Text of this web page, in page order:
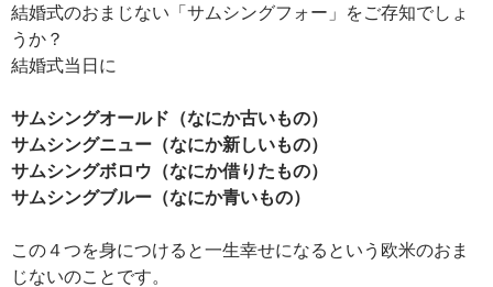
結婚式のおまじない「サムシングフォー」をご存知でしょ
うか？
結婚式当日に
サムシングオールド（なにか古いもの）
サムシングニュー（なにか新しいもの）
サムシングボロウ（なにか借りたもの）
サムシングブルー（なにか青いもの）
この４つを身につけると一生幸せになるという欧米のおま
じないのことです。